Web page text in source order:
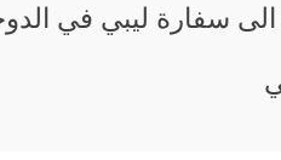
الى سفارة ليبي في